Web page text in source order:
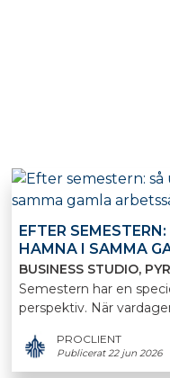
EFTER
HAMNA I SAMMA
BUSINESS STUDIO
Semestern har en
perspektiv. När
PROCLIENT
Publicerat 22 jun 2026